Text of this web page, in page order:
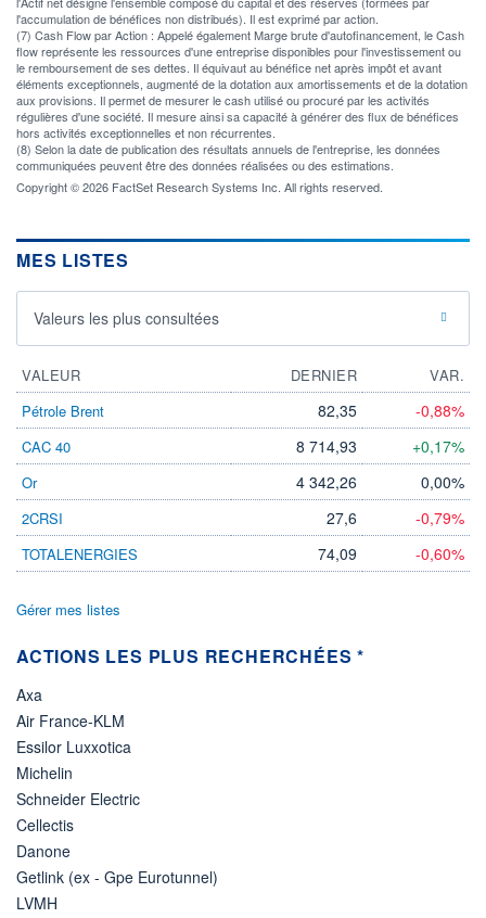
l'accumulation de bénéfices non distribués). Il est exprimé par action.
(7) Cash Flow par Action : Appelé également Marge brute d'autofinancement, le Cash
flow représente les ressources d'une entreprise disponibles pour l'investissement ou
le remboursement de ses dettes. Il équivaut au bénéfice net après impôt et avant
éléments exceptionnels, augmenté de la dotation aux amortissements et de la dotation
aux provisions. Il permet de mesurer le cash utilisé ou procuré par les activités
régulières d'une société. Il mesure ainsi sa capacité à générer des flux de bénéfices
hors activités exceptionnelles et non récurrentes.
(8) Selon la date de publication des résultats annuels de l'entreprise, les données
communiquées peuvent être des données réalisées ou des estimations.
Copyright © 2026 FactSet Research Systems Inc. All rights reserved.
MES LISTES
Valeurs les plus consultées
VALEUR DERNIER
VAR.
Pétrole Brent
82,35 -0,88%
CAC 40 8 714,93 +0,17%
Or 4 342,26 0,00%
2CRSI 27,6 -0,79%
TOTALENERGIES 74,09 -0,60%
Gérer mes listes
ACTIONS LES PLUS RECHERCHÉES *
Axa
Air France-KLM
Essilor Luxxotica
Michelin
Schneider Electric
Cellectis
Danone
Getlink (ex - Gpe Eurotunnel)
LVMH